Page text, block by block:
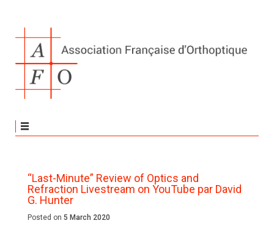
“Last-Minute” Review of Optics and
Refraction Livestream on YouTube par David
G. Hunter
Posted on 5 March 2020